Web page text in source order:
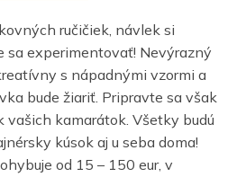
ručičiek, návlek si
sa experimentovať! Nevýrazný
s nápadnými vzormi a
bude žiariť. Pripravte sa však
vašich kamarátok. Všetky budú
kúsok aj u seba doma!
od 15 – 150 eur, v